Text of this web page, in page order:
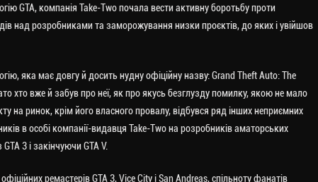
GTA, компанія Take-Two почала вести активну боротьбу проти
над розробниками та заморожування низки проєктів, до яких і увійшов
яка має довгу й досить нудну офіційну назву: Grand Theft Auto: The
хто вже й забув про неї, як про якусь безглузду помилку, якою не мало
на ринок, крім його власного провалу, відбувся ряд інших неприємних
в особі компанії-видавця Take-Two на розробників аматорських
3 і закінчуючи GTA V.
ремастерів GTA 3, Vice City і San Andreas, спільноту фанатів